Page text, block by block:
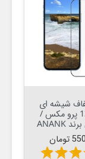
شیشه ای
آیفون 13 پرو مکس /
star
star
star